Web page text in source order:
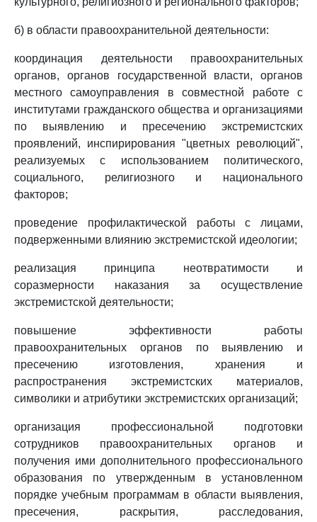
б) в области правоохранительной деятельности:
координация деятельности правоохранительных
органов, органов государственной власти, органов
местного самоуправления в совместной работе с
институтами гражданского общества и организациями
по выявлению и пресечению экстремистских
проявлений, инспирирования "цветных революций",
реализуемых с использованием политического,
социального, религиозного и национального
факторов;
проведение профилактической работы с лицами,
подверженными влиянию экстремистской идеологии;
реализация принципа неотвратимости и
соразмерности наказания за осуществление
экстремистской деятельности;
повышение эффективности работы
правоохранительных органов по выявлению и
пресечению изготовления, хранения и
распространения экстремистских материалов,
символики и атрибутики экстремистских организаций;
организация профессиональной подготовки
сотрудников правоохранительных органов и
получения ими дополнительного профессионального
образования по утвержденным в установленном
порядке учебным программам в области выявления,
пресечения, раскрытия, расследования,